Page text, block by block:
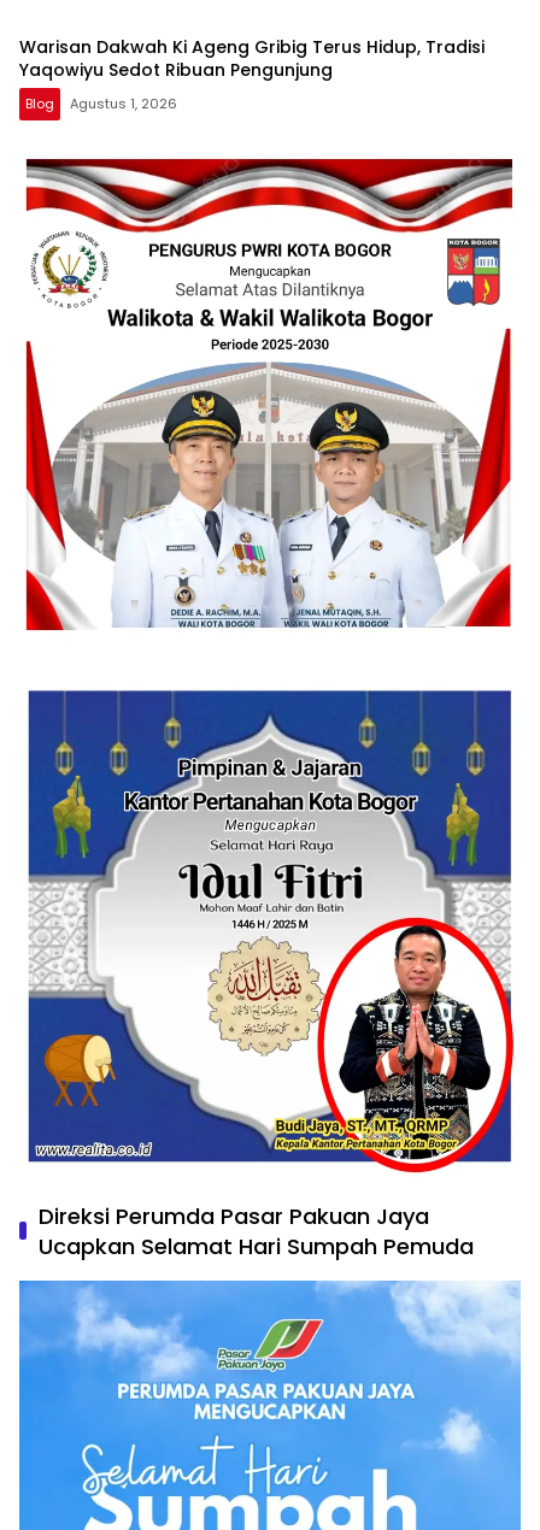
Warisan Dakwah Ki Ageng Gribig Terus Hidup, Tradisi
Yaqowiyu Sedot Ribuan Pengunjung
Blog Agustus 1, 2026
Direksi Perumda Pasar Pakuan Jaya
Ucapkan Selamat Hari Sumpah Pemuda